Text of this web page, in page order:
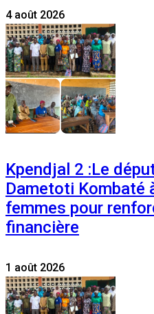
4 août 2026
Kpendjal 2 :Le
Dametoti Kombaté
femmes pour
financière
1 août 2026